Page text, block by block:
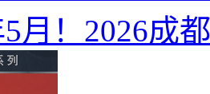
月！2026成